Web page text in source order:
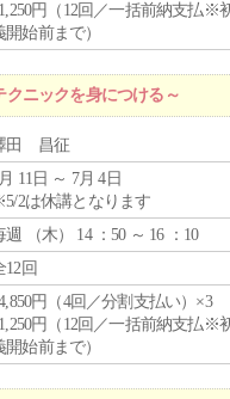
円（12回／一括前納支払※
開始前まで）
ニックを身につける～
田 昌征
11日 ～ 7月 4日
2は休講となります
週 （木） 14 ：50 ～ 16 ：10
12回
円（4回／分割支払い）×3
円（12回／一括前納支払※
開始前まで）